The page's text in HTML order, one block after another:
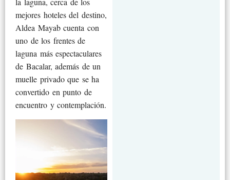
mejores hoteles del destino,
Aldea Mayab cuenta con
uno de los frentes de
laguna más espectaculares
de Bacalar, además de un
muelle privado que se ha
convertido en punto de
encuentro y contemplación.